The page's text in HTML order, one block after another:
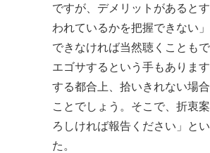
ですが、デメリットがあると
われているかを把握できない
できなければ当然聴くこともで
エゴサするという手もありま
する都合上、拾いきれない場
ことでしょう。そこで、折衷
ろしければ報告ください」と
た。